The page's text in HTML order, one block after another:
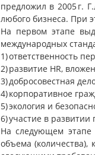
предложил в 2005 г.
любого бизнеса. При
На первом этапе
международных
1) ответственность
2) развитие HR,
3) добросовестная
4) корпоративное
5) экология и
6) участие в развитии
На следующем
объема (количества),